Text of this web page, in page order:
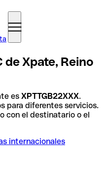
de Xpate, Reino
es XPTTGB22XXX.
para diferentes servicios.
con el destinatario o el
internacionales